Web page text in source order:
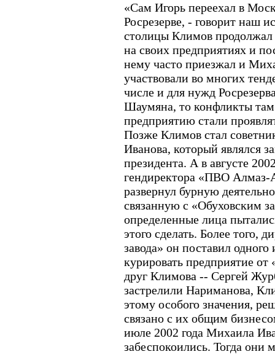
«Сам Игорь переехал в
Росрезерве, - говорит наш
столицы Климов
на своих предприятиях и
нему часто приезжал и
участвовали во многих
числе и для нужд
Шаумяна, то конфликты
предприятию стали
Позже Климов стал
Иванова, который являлся
президента. А в августе
гендиректора «ПВО
развернул бурную
связанную с «Обуховским
определенные лица
этого сделать. Более того,
завода» он поставил
курировать предприятие
друг Климова -- Сергей
застрелили Нариманова,
этому особого значения,
связано с их общим
июле 2002 года Михаила
забеспокоились. Тогда они